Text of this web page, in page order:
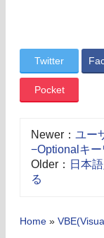
Twitter
Pocket
Newer： ユー
−Optionalキー
Older： 日本
る
Home »